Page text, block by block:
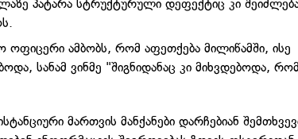
პატარა სტრუქტურული დეფექტიც კი
ამბობს, რომ აფეთქება მილიწამში, ისე
სანამ ვინმე "შიგნიდანაც კი მიხვდებოდა, რომ
მართვის მანქანები დარჩებიან